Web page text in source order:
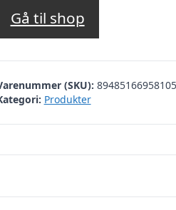
Gå til shop
(SKU):
Produkter